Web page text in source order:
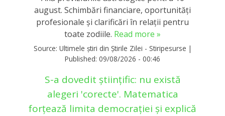
august. Schimbări financiare, oportunități
profesionale și clarificări în relații pentru
toate zodiile. Read more »
Source: Ultimele știri din Știrile Zilei - Stiripesurse |
Published: 09/08/2026 - 00:46
S-a dovedit științific: nu există
alegeri 'corecte'. Matematica
forțează limita democrației și explică